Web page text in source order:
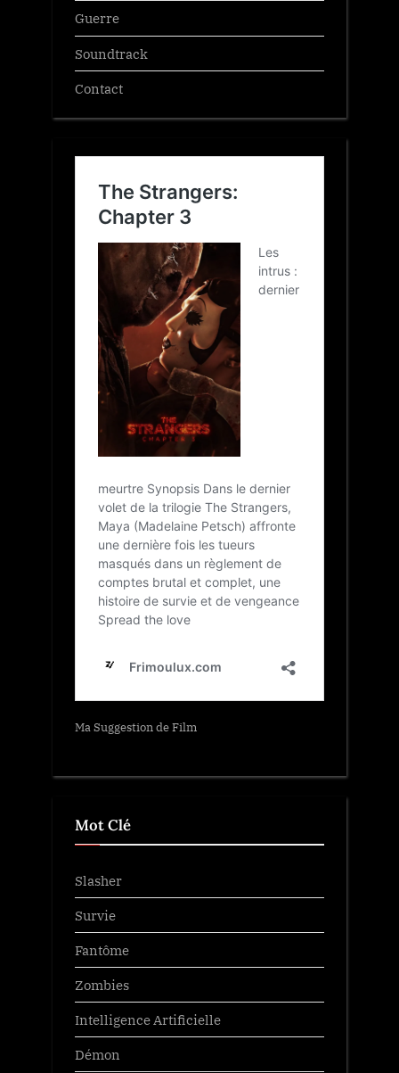
Guerre
Soundtrack
Contact
Ma Suggestion de Film
Mot Clé
Slasher
Survie
Fantôme
Zombies
Intelligence Artificielle
Démon